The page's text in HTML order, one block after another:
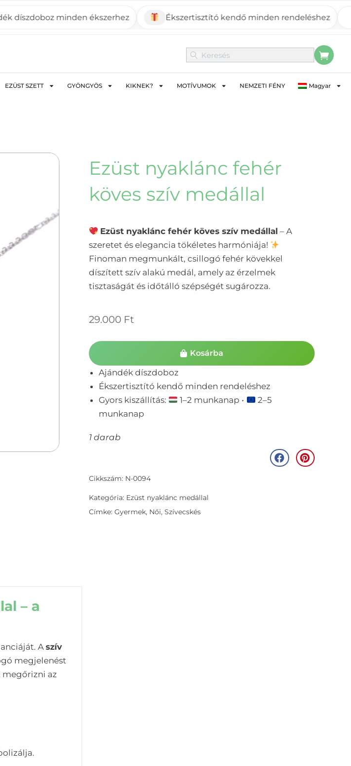
EZÜST SZETT GYÖNGYÖS KIKNEK? MOTÍVUMOK NEMZETI FÉNY Magyar
minden ékszerhez Ékszertisztító kendő minden rendeléshez
Ezüst nyaklánc fehér
köves szív medállal
Ezüst nyaklánc fehér köves szív medállal – A
szeretet és elegancia tökéletes harmóniája!
Finoman megmunkált, csillogó fehér kövekkel
díszített szív alakú medál, amely az érzelmek
tisztaságát és időtálló szépségét sugározza.
29.000 Ft
Kosárba
Ajándék díszdoboz
Ékszertisztító kendő minden rendeléshez
Gyors kiszállítás:
1–2 munkanap •
2–5
munkanap
1 darab
Cikkszám: N-0094
Kategória: Ezüst nyaklánc medállal
Címke: Gyermek, Női, Szívecskés
– a
Aszív
megjelenést
az